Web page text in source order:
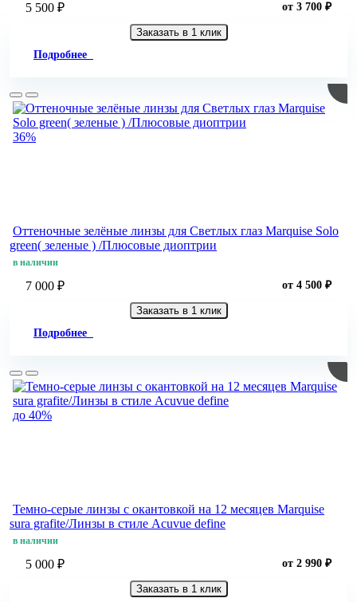
5 500 ₽ от 3 700 ₽
Заказать в 1 клик
Подробнее
36%
Оттеночные зелёные линзы для Светлых глаз Marquise Solo
green( зеленые ) /Плюсовые диоптрии
в наличии
7 000 ₽ от 4 500 ₽
Заказать в 1 клик
Подробнее
до 40%
Темно-серые линзы с окантовкой на 12 месяцев Marquise
sura grafite/Линзы в стиле Acuvue define
в наличии
5 000 ₽ от 2 990 ₽
Заказать в 1 клик